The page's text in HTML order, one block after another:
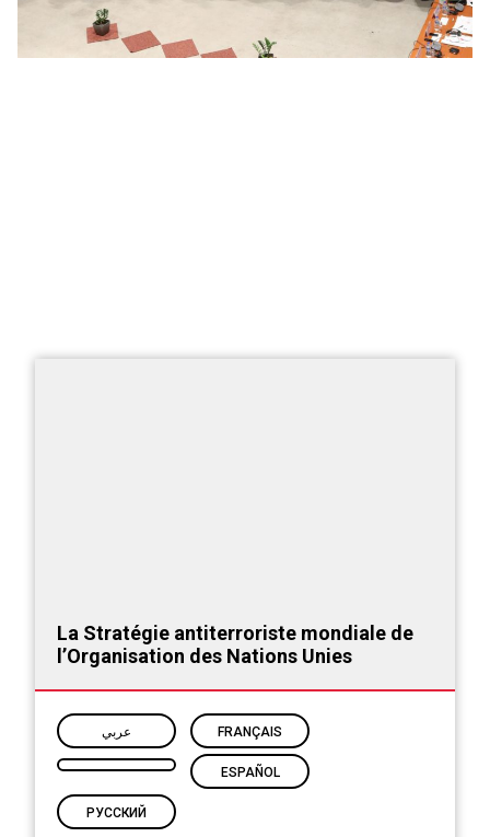
La Stratégie antiterroriste mondiale de
l’Organisation des Nations Unies
عربي FRANÇAIS
ESPAÑOL
РУССКИЙ